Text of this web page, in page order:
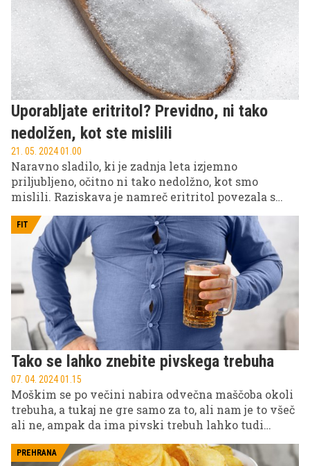
Uporabljate eritritol? Previdno, ni tako
nedolžen, kot ste mislili
21. 05. 2024 01.00
Naravno sladilo, ki je zadnja leta izjemno
priljubljeno, očitno ni tako nedolžno, kot smo
mislili. Raziskava je namreč eritritol povezala s
FIT
Tako se lahko znebite pivskega trebuha
07. 04. 2024 01.15
Moškim se po večini nabira odvečna maščoba okoli
trebuha, a tukaj ne gre samo za to, ali nam je to všeč
ali ne, ampak da ima pivski trebuh lahko tudi
nadaljevanju smo za vas pripravili nekaj nasvetov,
PREHRANA